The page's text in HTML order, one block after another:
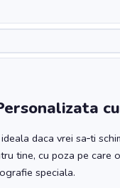
daca vrei sa‑ti
tine, cu poza pe
speciala.